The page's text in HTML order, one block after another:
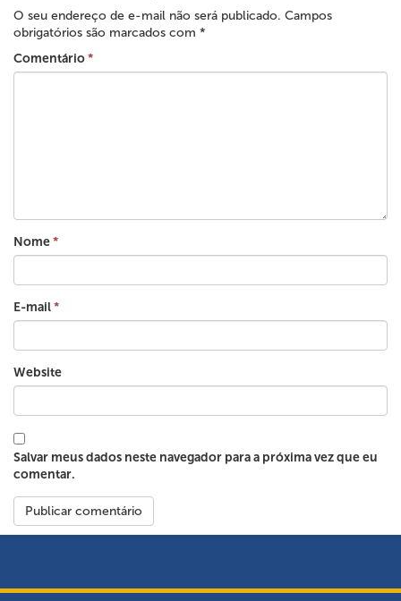
O seu endereço de e-mail não será publicado. Campos
obrigatórios são marcados com *
Comentário*
Nome*
E-mail*
Website
Salvar meus dados neste navegador para a próxima vez que eu
comentar.